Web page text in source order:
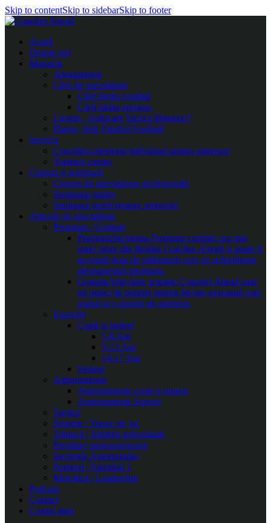
Skip to contentSkip to sidebarSkip to footer
Acasă
Despre noi
Magazin
Abonamente
Cărți de specialitate
Cărți limba română
Cărți limba engleza
Licențe „Software Tactics Manager”
Planșe, folii Taktifol Football
Servicii
Coaching-mentorat individual pentru antrenori
Training camps
Cursuri și seminarii
Cursuri de specializare profesională
Seminarii online
Seminarii perfecționare antrenori
Articole de specialitate
Premium / Gratuite
PremiumSecțiunea Premium conține cea mai
mare parte din librăria Coaches Ahead și poate fi
accesată doar de utilizatorii care au achiziționat
abonamentul premium.
GratuiteArticolele gratuite Coaches Ahead sunt
un punct de pornire pentru fiecare persoană care
aspiră la o poziție de antrenor.
Exerciții
Copii și juniori
5-8 Ani
9-13 Ani
14-17 Ani
Seniori
Antrenamente
Antrenamente copii și juniori
Antrenamente Seniori
Tactică
Sisteme | Trasee de joc
Tehnică | Abilități individuale
Pregătire presezon/sezon
Secretele Antrenorului
Portarul | Numărul 1
Metodică | Leadership
Podcast
Contact
Contul meu